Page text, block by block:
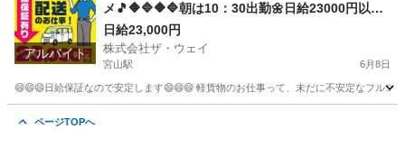
アルバイト
メ🎵🔶🔷🔶🔷朝は10：30出勤🌼日給23000円以上
を稼げる💯楽しく仕事したい人～大集合🎵軽貨物
ドライバー🌸🌸
日給23,000円
株式会社ザ・ウェイ
宮山駅 6月8日
😄😄😄日給保証なので安定します😄😄😄 軽貨物のお仕事って、未だに不安定なフル
ページTOPへ